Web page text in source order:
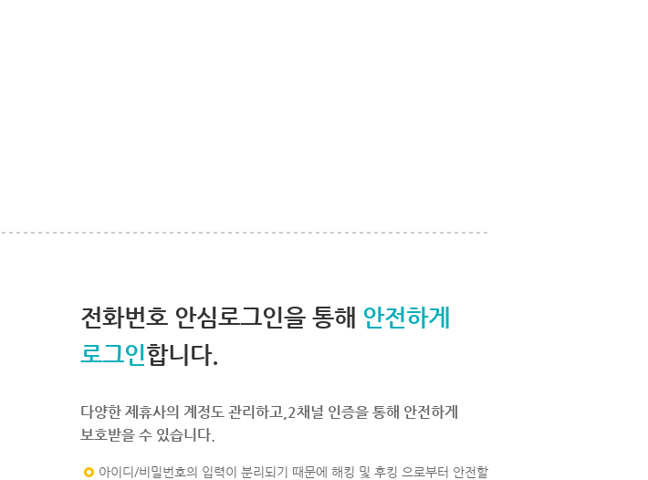
전화번호 안심로그인을 통해 안전하게
로그인합니다.
다양한 제휴사의 계정도 관리하고,2채널 인증을 통해 안전하게
보호받을 수 있습니다.
아이디/비밀번호의 입력이 분리되기 때문에 해킹 및 후킹 으로부터 안전할